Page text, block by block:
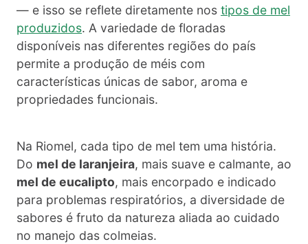
— e isso se reflete diretamente nos tipos de mel
produzidos. A variedade de floradas
disponíveis nas diferentes regiões do país
permite a produção de méis com
características únicas de sabor, aroma e
propriedades funcionais.
Na Riomel, cada tipo de mel tem uma história.
Do mel de laranjeira, mais suave e calmante, ao
mel de eucalipto, mais encorpado e indicado
para problemas respiratórios, a diversidade de
sabores é fruto da natureza aliada ao cuidado
no manejo das colmeias.